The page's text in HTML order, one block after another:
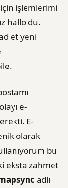
işlemlerimi
halloldu.
et yeni
e-
E-
olarak
bu
eksta zahmet
adlı